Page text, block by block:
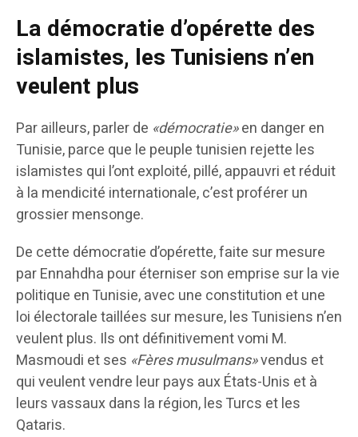
La démocratie d’opérette des
islamistes, les Tunisiens n’en
veulent plus
Par ailleurs, parler de «démocratie»en danger en
Tunisie, parce que le peuple tunisien rejette les
islamistes qui l’ont exploité, pillé, appauvri et réduit
à la mendicité internationale, c’est proférer un
grossier mensonge.
De cette démocratie d’opérette, faite sur mesure
par Ennahdha pour éterniser son emprise sur la vie
politique en Tunisie, avec une constitution et une
loi électorale taillées sur mesure, les Tunisiens n’en
veulent plus. Ils ont définitivement vomi M.
Masmoudi et ses «Fères musulmans»vendus et
qui veulent vendre leur pays aux États-Unis et à
leurs vassaux dans la région, les Turcs et les
Qataris.